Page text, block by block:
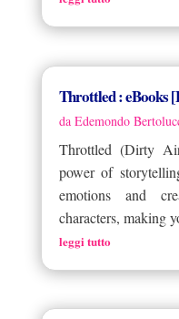
Throttled : eBooks
da Edemondo
Throttled (Dirty
power of
emotions and
characters, making
leggi tutto